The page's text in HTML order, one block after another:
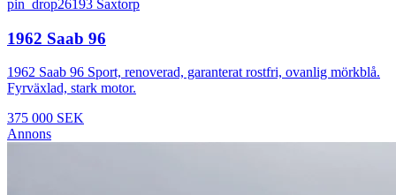
pin_drop26193 Saxtorp
1962 Saab 96
1962 Saab 96 Sport, renoverad, garanterat rostfri, ovanlig mörkblå.
Fyrväxlad, stark motor.
375 000 SEK
Annons